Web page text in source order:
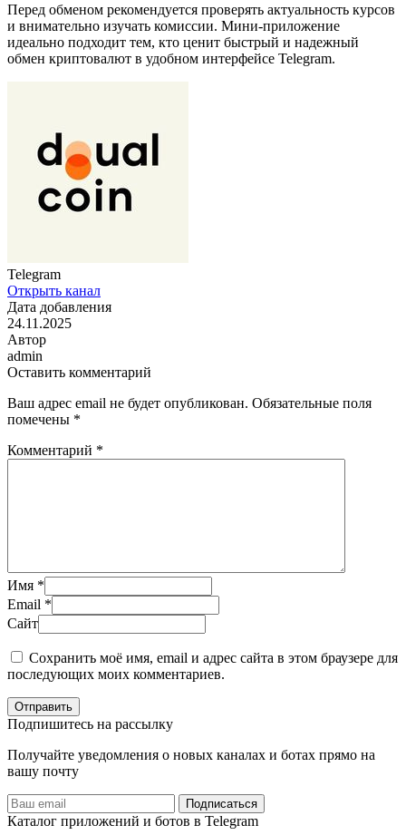
Перед обменом рекомендуется проверять актуальность курсов
и внимательно изучать комиссии. Мини-приложение
идеально подходит тем, кто ценит быстрый и надежный
обмен криптовалют в удобном интерфейсе Telegram.
Telegram
Открыть канал
Дата добавления
24.11.2025
Автор
admin
Оставить комментарий
Ваш адрес email не будет опубликован. Обязательные поля
помечены *
Комментарий *
Имя *
Email *
Сайт
Сохранить моё имя, email и адрес сайта в этом браузере для
последующих моих комментариев.
Отправить
Подпишитесь на рассылку
Получайте уведомления о новых каналах и ботаx прямо на
вашу почту
Подписаться
Каталог приложений и ботов в Telegram